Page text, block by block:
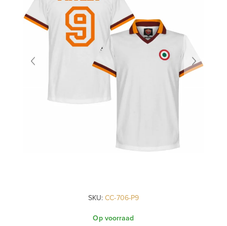
SKU: CC-706-P9
Op voorraad